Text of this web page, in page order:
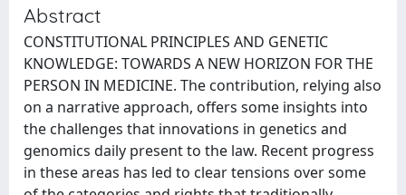
Abstract
CONSTITUTIONAL PRINCIPLES AND GENETIC
KNOWLEDGE: TOWARDS A NEW HORIZON FOR THE
PERSON IN MEDICINE. The contribution, relying also
on a narrative approach, offers some insights into
the challenges that innovations in genetics and
genomics daily present to the law. Recent progress
in these areas has led to clear tensions over some